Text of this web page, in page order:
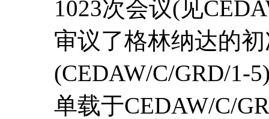
1023次会议(见
审议了格林纳达的
(CEDAW/C/GRD/1-
单载于CEDAW/C/